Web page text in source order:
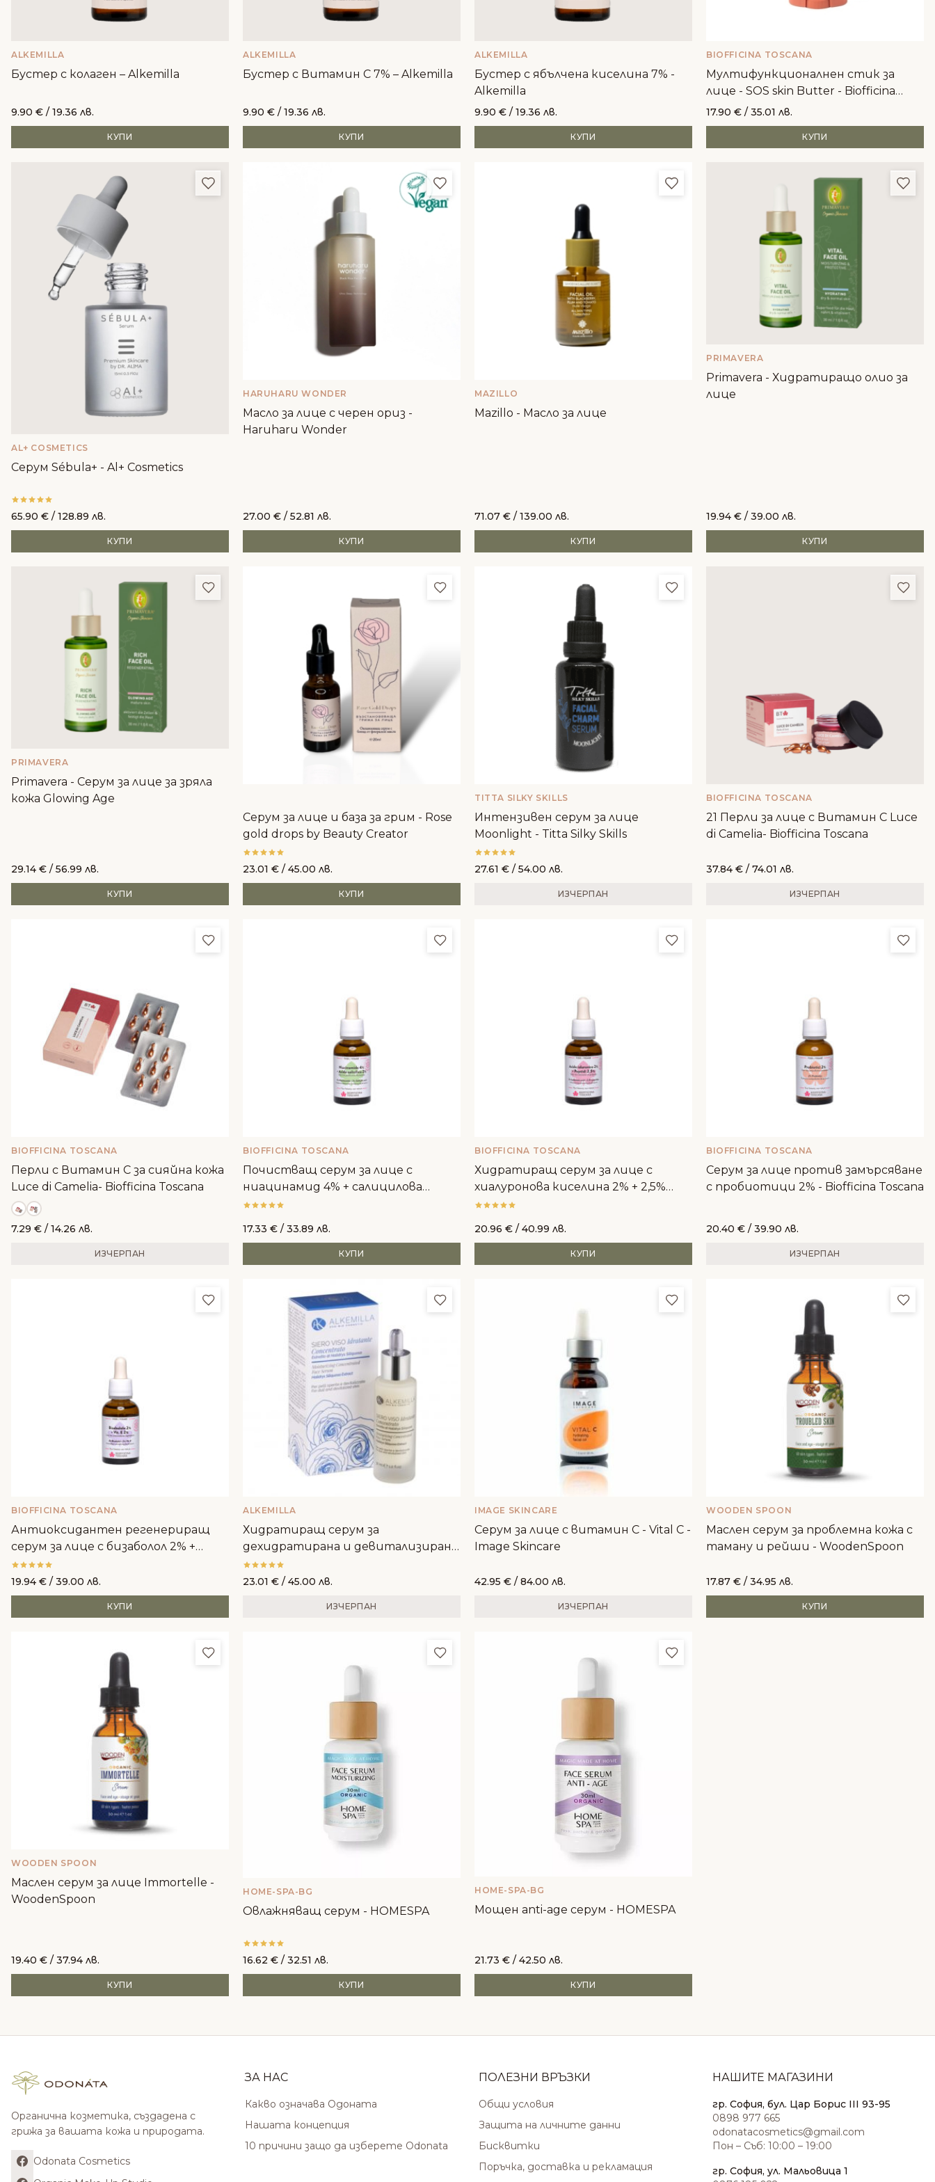
ALKEMILLA
Бустер с колаген – Alkemilla
9.90 € / 19.36 лв.
КУПИ
ALKEMILLA
Бустер с Витамин C 7% – Alkemilla
9.90 € / 19.36 лв.
КУПИ
ALKEMILLA
Бустер с ябълчена киселина 7% -
Alkemilla
9.90 € / 19.36 лв.
КУПИ
BIOFFICINA TOSCANA
Мултифункционалнен стик за
лице - SOS skin Butter - Biofficina
Toscana
17.90 € / 35.01 лв.
КУПИ
Добави в любими
AL+ COSMETICS
Серум Sébula+ - Al+ Cosmetics
65.90 € / 128.89 лв.
КУПИ
Добави в любими
HARUHARU WONDER
Масло за лице с черен ориз -
Haruharu Wonder
27.00 € / 52.81 лв.
КУПИ
Добави в любими
MAZILLO
Mazillo - Масло за лице
71.07 € / 139.00 лв.
КУПИ
PRIMAVERA
Primavera - Хидратиращо олио за
лице
19.94 € / 39.00 лв.
КУПИ
Добави в любими
PRIMAVERA
Primavera - Серум за лице за зряла
кожа Glowing Age
29.14 € / 56.99 лв.
КУПИ
Добави в любими
Серум за лице и база за грим - Rose
gold drops by Beauty Creator
23.01 € / 45.00 лв.
КУПИ
Добави в любими
TITTA SILKY SKILLS
Интензивен серум за лице
Moonlight - Titta Silky Skills
27.61 € / 54.00 лв.
ИЗЧЕРПАН
BIOFFICINA TOSCANA
21 Перли за лице с Витамин С Luce
di Camelia- Biofficina Toscana
37.84 € / 74.01 лв.
ИЗЧЕРПАН
Добави в любими
BIOFFICINA TOSCANA
Перли с Витамин С за сияйна кожа
Luce di Camelia- Biofficina Toscana
7.29 € / 14.26 лв.
ИЗЧЕРПАН
Добави в любими
BIOFFICINA TOSCANA
Почистващ серум за лице с
ниацинамид 4% + салицилова
киселина 2% - Biofficina Toscana
17.33 € / 33.89 лв.
КУПИ
Добави в любими
BIOFFICINA TOSCANA
Хидратиращ серум за лице с
хиалуронова киселина 2% + 2,5%
пептиди - Biofficina Toscana
20.96 € / 40.99 лв.
КУПИ
BIOFFICINA TOSCANA
Серум за лице против замърсяване
с пробиотици 2% - Biofficina Toscana
20.40 € / 39.90 лв.
ИЗЧЕРПАН
Добави в любими
BIOFFICINA TOSCANA
Антиоксидантен регенериращ
серум за лице с бизаболол 2% +
витамин Е 2% - Biofficina Toscana
19.94 € / 39.00 лв.
КУПИ
Добави в любими
ALKEMILLA
Хидратиращ серум за
дехидратирана и девитализирана
кожа - Alkemilla
23.01 € / 45.00 лв.
ИЗЧЕРПАН
Добави в любими
IMAGE SKINCARE
Серум за лице с витамин С - Vital C -
Image Skincare
42.95 € / 84.00 лв.
ИЗЧЕРПАН
WOODEN SPOON
Маслен серум за проблемна кожа с
таману и рейши - WoodenSpoon
17.87 € / 34.95 лв.
КУПИ
Добави в любими
WOODEN SPOON
Маслен серум за лице Immortelle -
WoodenSpoon
19.40 € / 37.94 лв.
КУПИ
Добави в любими
HOME-SPA-BG
Овлажняващ серум - HOMESPA
16.62 € / 32.51 лв.
КУПИ
Добави в любими
HOME-SPA-BG
Мощен anti-age серум - HOMESPA
21.73 € / 42.50 лв.
КУПИ
Органична козметика, създадена с
грижа за вашата кожа и природата.
Odonata Cosmetics
ЗА НАС
Какво означава Одоната
Нашата концепция
10 причини защо да изберете Odonata
ПОЛЕЗНИ ВРЪЗКИ
Общи условия
Защита на личните данни
Бисквитки
Поръчка, доставка и рекламация
НАШИТЕ МАГАЗИНИ
гр. София, бул. Цар Борис III 93-95
0898 977 665
odonatacosmetics@gmail.com
Пон – Съб: 10:00 – 19:00
гр. София, ул. Мальовица 1